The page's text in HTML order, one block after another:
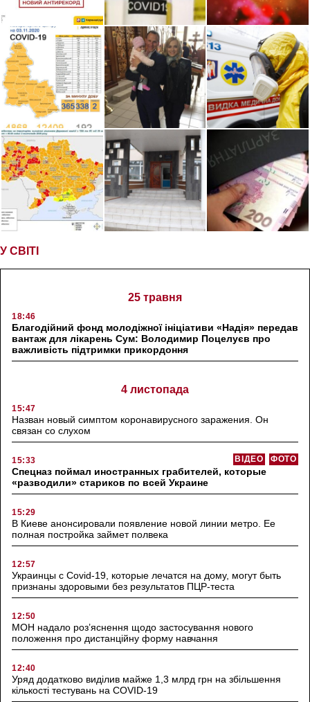
У СВІТІ
25 травня
18:46
Благодійний фонд молодіжної ініціативи «Надія» передав
вантаж для лікарень Сум: Володимир Поцелуєв про
важливість підтримки прикордоння
4 листопада
15:47
Назван новый симптом коронавирусного заражения. Он
связан со слухом
15:33 ФОТО
ВІДЕО
Спецназ поймал иностранных грабителей, которые
«разводили» стариков по всей Украине
15:29
В Киеве анонсировали появление новой линии метро. Ее
полная постройка займет полвека
12:57
Украинцы с Covid-19, которые лечатся на дому, могут быть
признаны здоровыми без результатов ПЦР-теста
12:50
МОН надало роз’яснення щодо застосування нового
положення про дистанційну форму навчання
12:40
Уряд додатково виділив майже 1,3 млрд грн на збільшення
кількості тестувань на COVID-19